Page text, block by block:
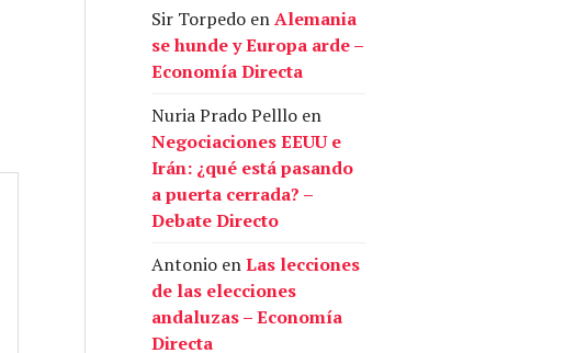
Sir Torpedo enAlemania
se hunde y Europa arde –
Economía Directa
Nuria Prado Pelllo en
Negociaciones EEUU e
Irán: ¿qué está pasando
a puerta cerrada? –
Debate Directo
Antonio enLas lecciones
de las elecciones
andaluzas – Economía
Directa